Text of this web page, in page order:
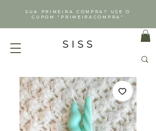
SUA PRIMEIRA COMPRA? USE O
CUPOM "PRIMEIRACOMPRA"